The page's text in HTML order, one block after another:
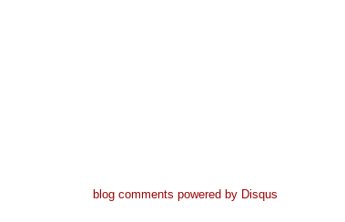
blog comments powered by Disqus